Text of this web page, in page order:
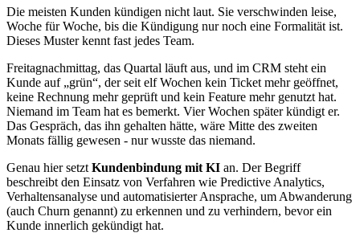
Die meisten Kunden kündigen nicht laut. Sie verschwinden leise,
Woche für Woche, bis die Kündigung nur noch eine Formalität ist.
Dieses Muster kennt fast jedes Team.
Freitagnachmittag, das Quartal läuft aus, und im CRM steht ein
Kunde auf „grün“, der seit elf Wochen kein Ticket mehr geöffnet,
keine Rechnung mehr geprüft und kein Feature mehr genutzt hat.
Niemand im Team hat es bemerkt. Vier Wochen später kündigt er.
Das Gespräch, das ihn gehalten hätte, wäre Mitte des zweiten
Monats fällig gewesen - nur wusste das niemand.
Genau hier setztKundenbindung mit KI an. Der Begriff
beschreibt den Einsatz von Verfahren wie Predictive Analytics,
Verhaltensanalyse und automatisierter Ansprache, um Abwanderung
(auch Churn genannt) zu erkennen und zu verhindern, bevor ein
Kunde innerlich gekündigt hat.